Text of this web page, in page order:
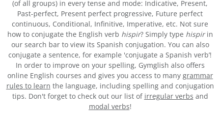
(of all groups) in every tense and mode: Indicative, Present,
Past-perfect, Present perfect progressive, Future perfect
continuous, Conditional, Infinitive, Imperative, etc. Not sure
how to conjugate the English verb hispir? Simply type hispirin
our search bar to view its Spanish conjugation. You can also
conjugate a sentence, for example 'conjugate a Spanish verb’!
In order to improve on your spelling, Gymglish also offers
online English courses and gives you access to many grammar
rules to learn the language, including spelling and conjugation
tips. Don't forget to check out our list of irregular verbs and
modal verbs!